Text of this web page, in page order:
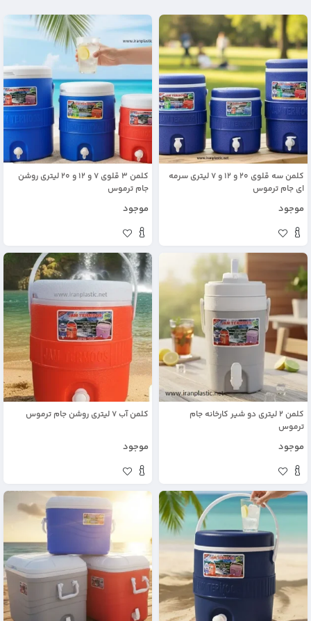
کلمن سه قلوی 20 و 12 و 7 لیتری سرمه
ای جام ترموس
موجود
کلمن 3 قلوی 7 و 12 و 20 لیتری روشن
جام ترموس
موجود
کلمن 2 لیتری دو شیر کارخانه جام
ترموس
موجود
کلمن آب 7 لیتری روشن جام ترموس
موجود